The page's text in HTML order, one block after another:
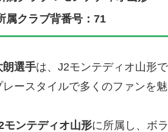
属クラブ背番号：71
朗選手は、J2モンテディオ山形
ースタイルで多くのファンを魅
モンテディオ山形に所属し、ボ